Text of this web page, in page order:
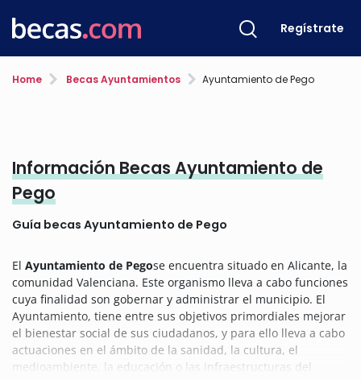
Regístrate
Home Becas Ayuntamientos Ayuntamiento de Pego
Información Becas Ayuntamiento de
Pego
Guía becas Ayuntamiento de Pego
El Ayuntamiento de Pegose encuentra situado en Alicante, la
comunidad Valenciana. Este organismo lleva a cabo funciones
cuya finalidad son gobernar y administrar el municipio. El
Ayuntamiento, tiene entre sus objetivos primordiales mejorar
el bienestar social de sus ciudadanos, y para ello lleva a cabo
actuaciones en el ámbito de la sanidad, la cultura, el
medioambiente, la educación o las infraestructuras del